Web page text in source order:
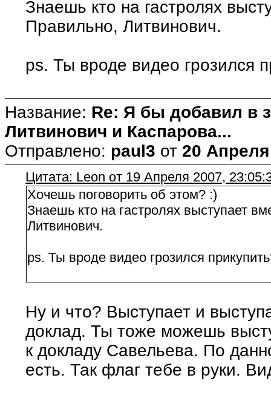
Знаешь кто на гастролях
Правильно, Литвинович.
ps. Ты вроде видео грозился
Название: Re: Я бы добавил в
Литвинович и Каспарова...
Отправлено: paul3 от 20
Цитата: Leon от 19 Апреля 2007,
Хочешь поговорить об этом? :)
Знаешь кто на гастролях выступает
Литвинович.
ps. Ты вроде видео грозился
Ну и что? Выступает и
доклад. Ты тоже можешь
к докладу Савельева. По
есть. Так флаг тебе в руки.